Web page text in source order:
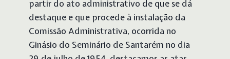
partir do ato administrativo de que se dá
destaque e que procede à instalação da
Comissão Administrativa, ocorrida no
Ginásio do Seminário de Santarém no dia